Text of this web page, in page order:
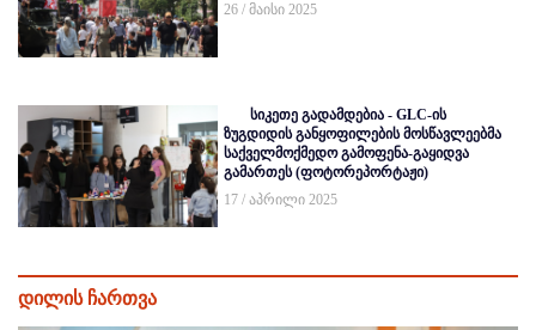
26 / მაისი 2025
სიკეთე გადამდებია - GLC-ის
ზუგდიდის განყოფილების მოსწავლეებმა
საქველმოქმედო გამოფენა-გაყიდვა
გამართეს (ფოტორეპორტაჟი)
17 / აპრილი 2025
დილის ჩართვა